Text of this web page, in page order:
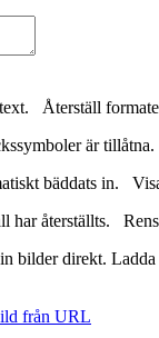
Återställ
är tillåtna.
bäddats in.
har återställts.
bilder direkt.
från URL